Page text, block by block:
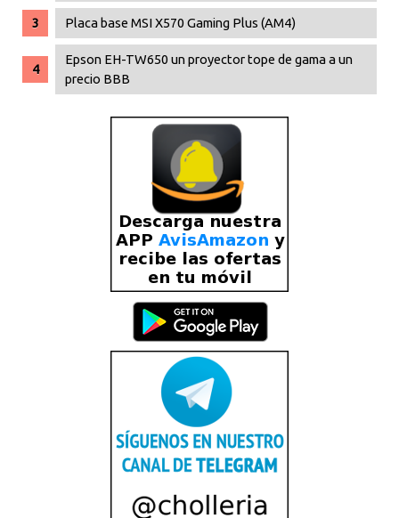
Placa base MSI X570 Gaming Plus (AM4)
Epson EH-TW650 un proyector tope de gama a un
precio BBB